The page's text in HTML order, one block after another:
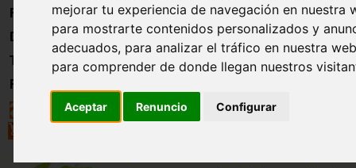
mejorar tu experiencia de navegación en nuestra
para mostrarte contenidos personalizados y
adecuados, para analizar el tráfico en nuestra
para comprender de donde llegan nuestros
Aceptar Renuncio Configurar
Formación
Directorio
Trabajo
Registro